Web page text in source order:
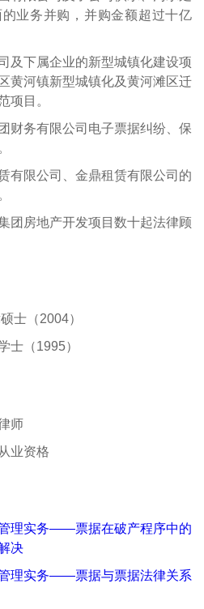
业务并购，并购金额超过十亿
及下属企业的新型城镇化建设项
黄河镇新型城镇化及黄河滩区迁
项目。
财务有限公司电子票据纠纷、保
有限公司、金鼎租赁有限公司的
团房地产开发项目数十起法律顾
士（2004）
（1995）
师
业资格
理实务——票据在破产程序中的
决
理实务——票据与票据法律关系